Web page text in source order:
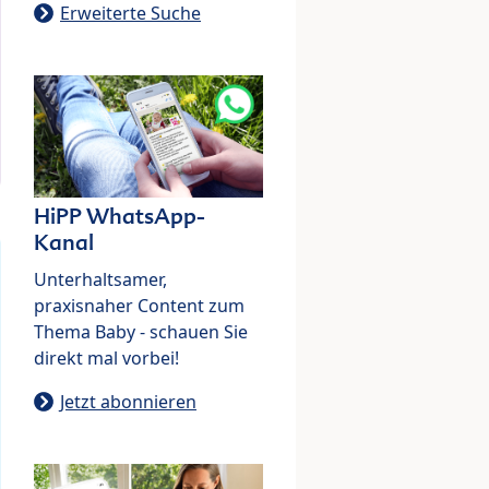
Erweiterte Suche
HiPP WhatsApp-
Kanal
Unterhaltsamer,
praxisnaher Content zum
Thema Baby - schauen Sie
direkt mal vorbei!
Jetzt abonnieren